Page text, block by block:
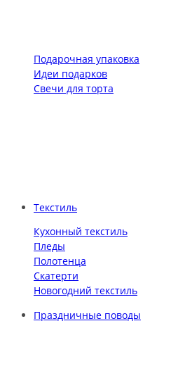
Подарочная упаковка
Идеи подарков
Свечи для торта
Текстиль
Кухонный текстиль
Пледы
Полотенца
Скатерти
Новогодний текстиль
Праздничные поводы